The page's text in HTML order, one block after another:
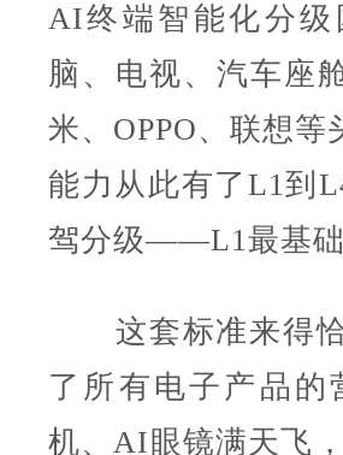
AI终端智能化分
脑、电视、汽车座
米、OPPO、联想
能力从此有了L1到
驾分级——L1最基
这套标准来得恰
了所有电子产品
机、AI眼镜满天飞